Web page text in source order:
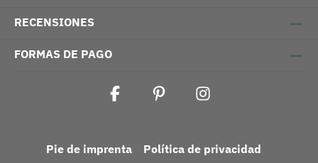
RECENSIONES
FORMAS DE PAGO
Pie de imprenta Política de privacidad